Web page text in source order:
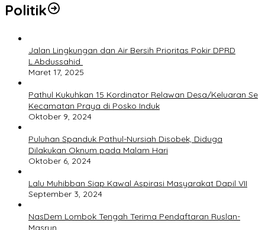
Politik
Jalan Lingkungan dan Air Bersih Prioritas Pokir DPRD
L.Abdussahid
Maret 17, 2025
Pathul Kukuhkan 15 Kordinator Relawan Desa/Keluaran Se
Kecamatan Praya di Posko Induk
Oktober 9, 2024
Puluhan Spanduk Pathul-Nursiah Disobek, Diduga
Dilakukan Oknum pada Malam Hari
Oktober 6, 2024
Lalu Muhibban Siap Kawal Aspirasi Masyarakat Dapil VII
September 3, 2024
NasDem Lombok Tengah Terima Pendaftaran Ruslan-
Masrun